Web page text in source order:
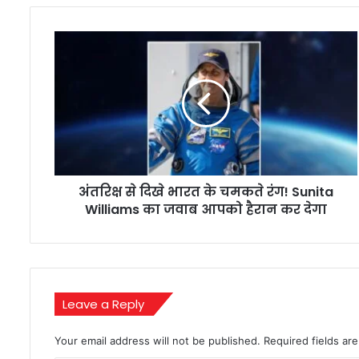
चमकते
रंग!
Williams
हैरान
अंतरिक्ष से दिखे भारत के चमकते रंग! Sunita
Williams का जवाब आपको हैरान कर देगा
Leave a Reply
Your email address will not be published. Required fields